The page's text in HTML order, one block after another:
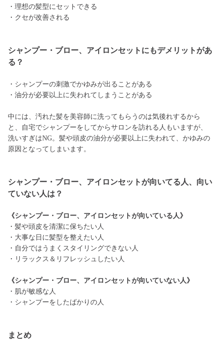
・理想の髪型にセットできる
・クセが改善される
シャンプー・ブロー、アイロンセットにもデメリットがあ
る？
・シャンプーの刺激でかゆみが出ることがある
・油分が必要以上に失われてしまうことがある
中には、汚れた髪を美容師に洗ってもらうのは気後れするから
と、自宅でシャンプーをしてからサロンを訪れる人もいますが、
洗いすぎはNG。髪や頭皮の油分が必要以上に失われて、かゆみの
原因となってしまいます。
シャンプー・ブロー、アイロンセットが向いてる人、向い
ていない人は？
《シャンプー・ブロー、アイロンセットが向いている人》
・髪や頭皮を清潔に保ちたい人
・大事な日に髪型を整えたい人
・自分ではうまくスタイリングできない人
・リラックス＆リフレッシュしたい人
《シャンプー・ブロー、アイロンセットが向いていない人》
・肌が敏感な人
・シャンプーをしたばかりの人
まとめ